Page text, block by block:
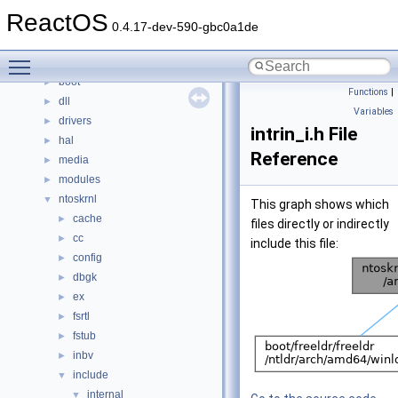
ReactOS 0.4.17-dev-590-gbc0a1de
▼ Files
► boot
► dll
► drivers
► hal
► media
► modules
▼ ntoskrnl
► cache
► cc
► config
► dbgk
► ex
► fsrtl
► fstub
► inbv
▼ include
▼ internal
Functions |
Variables
intrin_i.h File
Reference
This graph shows which
files directly or indirectly
include this file: